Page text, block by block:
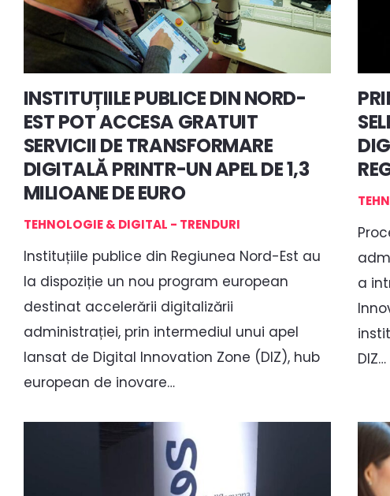
INSTITUȚIILE PUBLICE DIN NORD-
EST POT ACCESA GRATUIT
SERVICII DE TRANSFORMARE
DIGITALĂ PRINTR-UN APEL DE 1,3
MILIOANE DE EURO
TEHNOLOGIE & DIGITAL - TRENDURI
Instituțiile publice din Regiunea Nord-Est au
la dispoziție un nou program european
destinat accelerării digitalizării
administrației, prin intermediul unui apel
lansat de Digital Innovation Zone (DIZ), hub
european de inovare…
a
DIZ…